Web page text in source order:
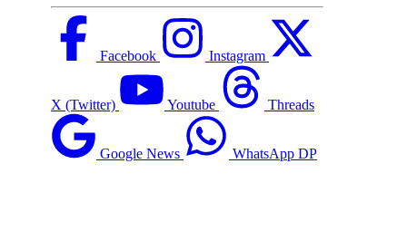
Facebook Instagram
X (Twitter) Youtube Threads
Google News WhatsApp DP